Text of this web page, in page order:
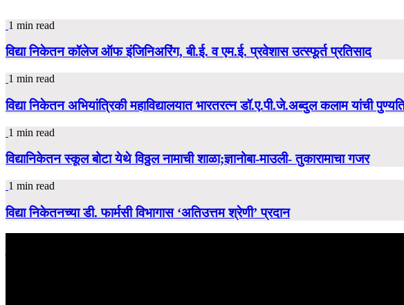
1 min read
विद्या निकेतन कॉलेज ऑफ इंजिनिअरिंग, बी.ई. व एम.ई. प्रवेशास उत्स्फूर्त प्रतिसाद
1 min read
विद्या निकेतन अभियांत्रिकी महाविद्यालयात भारतरत्न डॉ.ए.पी.जे.अब्दुल कलाम यांची
1 min read
विद्यानिकेतन स्कूल बोटा येथे विठ्ठल नामाची शाळा;ज्ञानोबा-माउली- तुकारामाचा गजर
1 min read
विद्या निकेतनच्या डी. फार्मसी विभागास ‘अतिउत्तम श्रेणी’ प्रदान